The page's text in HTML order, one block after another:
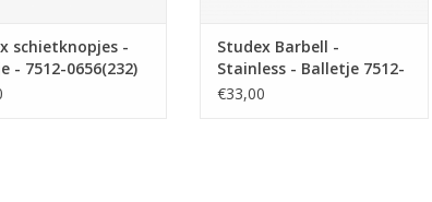
schietknopjes -
- 7512-0656(232)
Studex Barbell -
Stainless - Balletje 7512-
2300 (181)
€33,00